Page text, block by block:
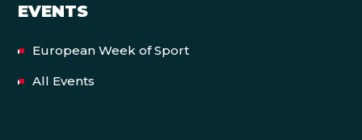
EVENTS
European Week of Sport
All Events